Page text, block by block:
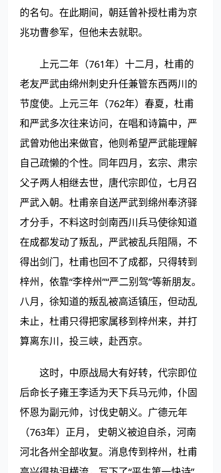
的名句。在此期间，朝廷曾补授杜甫为京
兆功曹参军，但他未去就职。
上元二年（761年）十二月，杜甫的
老友严武由绵州刺史升任兼管东西两川的
节度使。上元三年（762年）春夏，杜甫
和严武多次往来访问，在唱和诗篇中，严
武曾劝他出来做官，他则希望严武能理解
自己疏懒的个性。同年四月，玄宗、肃宗
父子两人相继去世，唐代宗即位，七月召
严武入朝。杜甫亲自送严武到绵州奉济驿
才分手，不料这时剑南西川兵马使徐知道
在成都发动了叛乱，严武被乱兵阻隔，不
得出剑门，杜甫也回不了成都，只得转到
梓州，依靠“李梓州”“严二别驾”等新朋友。
八月，徐知道的叛乱被高适镇压，但动乱
未止，杜甫只得把家属移到梓州来，并打
算离东川，投三峡，赴西京。
这时，中原战局大有好转，代宗即位
后命长子雍王李适为天下兵马元帅，仆固
怀恩为副元帅，讨伐史朝义。广德元年
（763年）正月， 史朝义被迫自杀，河南
河北各州全部收复。消息传到梓州，杜甫